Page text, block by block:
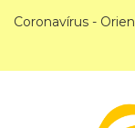
Coronavírus -